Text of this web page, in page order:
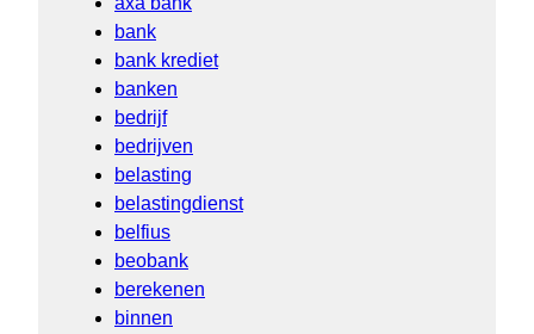
bank
bank krediet
banken
bedrijf
bedrijven
belasting
belastingdienst
belfius
beobank
berekenen
binnen